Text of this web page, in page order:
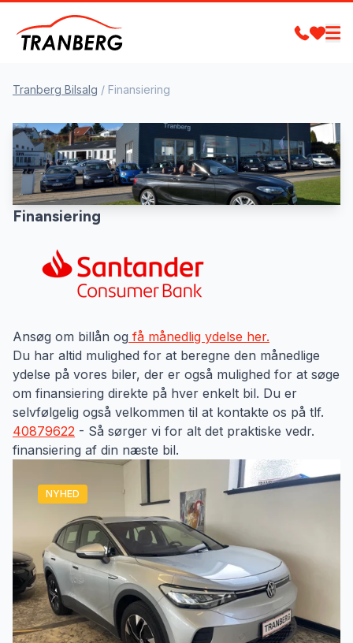
Tranberg Bilsalg / Finansiering
Finansiering
Ansøg om billån og få månedlig ydelse her.
Du har altid mulighed for at beregne den månedlige
ydelse på vores biler, der er også mulighed for at søge
om finansiering direkte på hver enkelt bil. Du er
selvfølgelig også velkommen til at kontakte os på tlf.
40879622 - Så sørger vi for alt det praktiske vedr.
finansiering af din næste bil.
NYHED